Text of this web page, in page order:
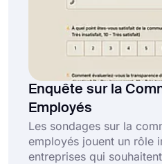
Enquête sur la
Employés
Les sondages sur la
employés jouent un rôle
entreprises qui